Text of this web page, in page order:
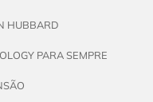
HUBBARD
PARA SEMPRE